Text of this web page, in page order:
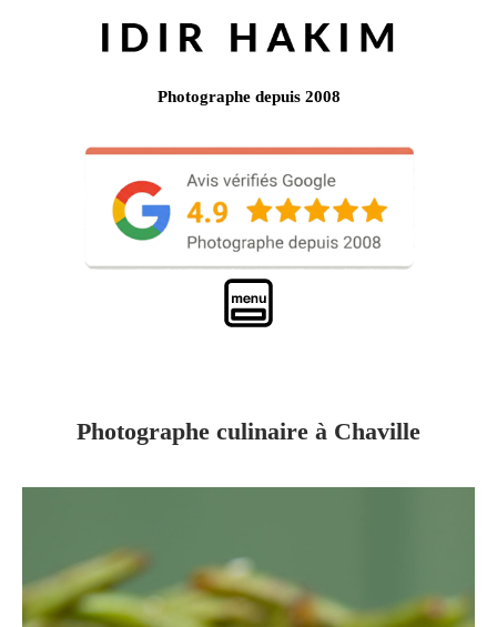
Photographe depuis 2008
Photographe culinaire à Chaville